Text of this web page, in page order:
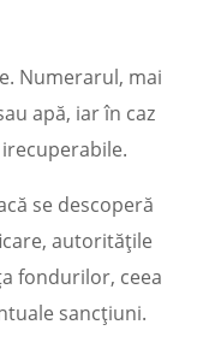
Numerarul, mai
apă, iar în caz
se descoperă
autoritățile
fondurilor, ceea
sancțiuni.